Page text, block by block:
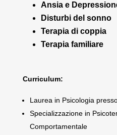
Ansia e
Disturbi del sonno
Terapia di coppia
Terapia familiare
Curriculum:
Laurea in Psicologia
Specializzazione in
Comportamentale